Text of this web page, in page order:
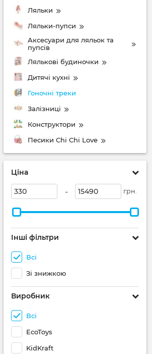
Ляльки
Ляльки-пупси
Аксесуари для ляльок та
пупсів
Лялькові будиночки
Дитячі кухні
Гоночні треки
Залізниці
Конструктори
Песики Chi Chi Love
Ціна
- грн.
Інші фільтри
Всі
Зі знижкою
Виробник
Всі
EcoToys
KidKraft